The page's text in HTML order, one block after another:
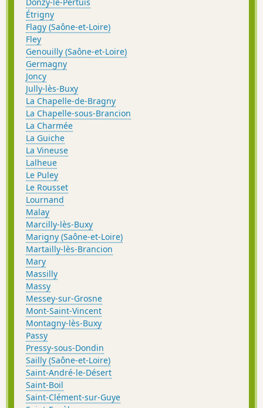
Étrigny
Flagy (Saône-et-Loire)
Fley
Genouilly (Saône-et-Loire)
Germagny
Joncy
Jully-lès-Buxy
La Chapelle-de-Bragny
La Chapelle-sous-Brancion
La Charmée
La Guiche
La Vineuse
Lalheue
Le Puley
Le Rousset
Lournand
Malay
Marcilly-lès-Buxy
Marigny (Saône-et-Loire)
Martailly-lès-Brancion
Mary
Massilly
Massy
Messey-sur-Grosne
Mont-Saint-Vincent
Montagny-lès-Buxy
Passy
Pressy-sous-Dondin
Sailly (Saône-et-Loire)
Saint-André-le-Désert
Saint-Boil
Saint-Clément-sur-Guye